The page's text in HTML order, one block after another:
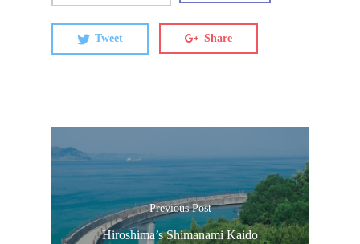
Tweet Share
Previous Post
Hiroshima’s Shimanami Kaido